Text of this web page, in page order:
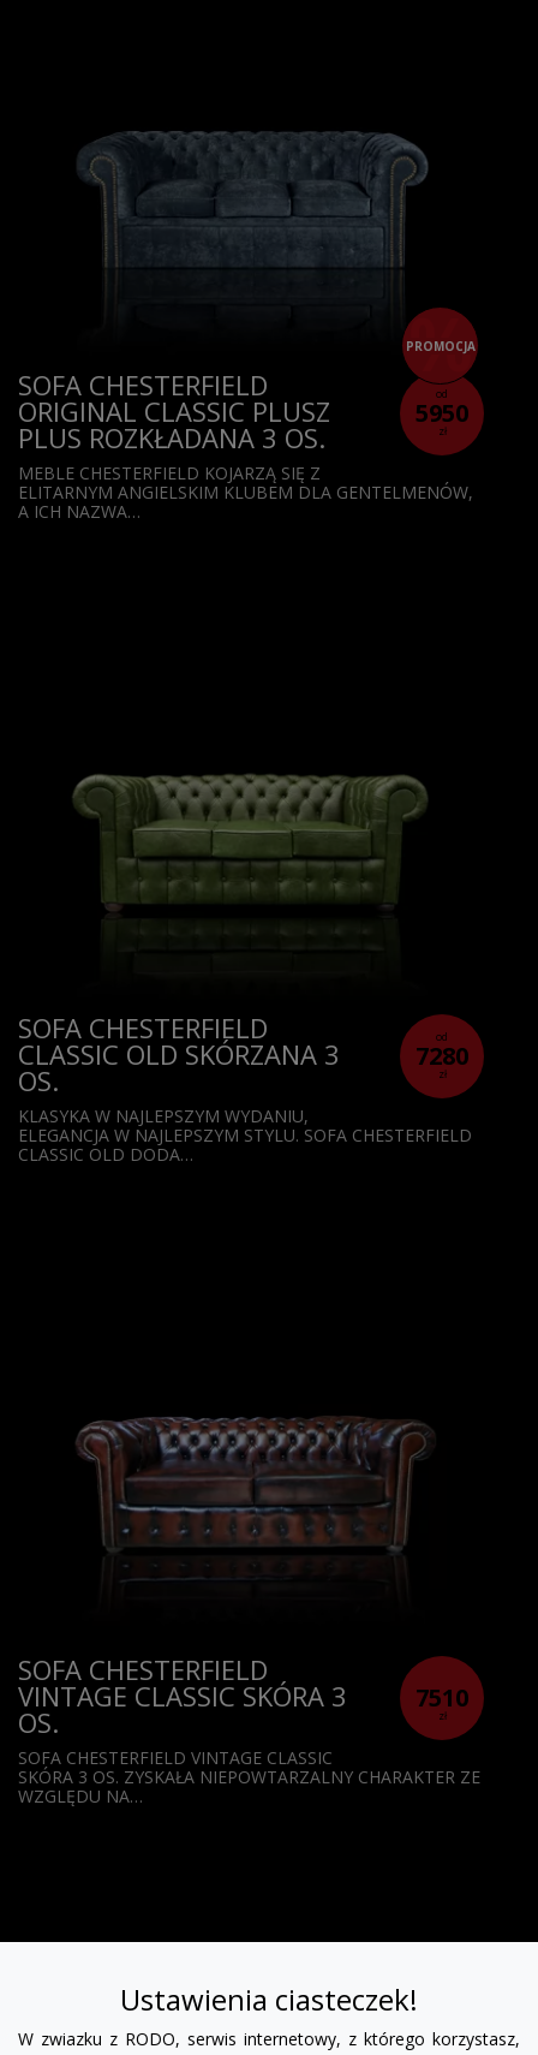
PROMOCJA
od
5950
zł
SOFA CHESTERFIELD
ORIGINAL CLASSIC PLUSZ
PLUS ROZKŁADANA 3 OS.
MEBLE CHESTERFIELD KOJARZĄ SIĘ Z
ELITARNYM ANGIELSKIM KLUBEM DLA GENTELMENÓW,
A ICH NAZWA…
od
7280
zł
SOFA CHESTERFIELD
CLASSIC OLD SKÓRZANA 3
OS.
KLASYKA W NAJLEPSZYM WYDANIU,
ELEGANCJA W NAJLEPSZYM STYLU. SOFA CHESTERFIELD
CLASSIC OLD DODA…
7510
zł
SOFA CHESTERFIELD
VINTAGE CLASSIC SKÓRA 3
OS.
SOFA CHESTERFIELD VINTAGE CLASSIC
SKÓRA 3 OS. ZYSKAŁA NIEPOWTARZALNY CHARAKTER ZE
WZGLĘDU NA…
Ustawienia ciasteczek!
W zwiazku z RODO, serwis internetowy, z którego korzystasz,